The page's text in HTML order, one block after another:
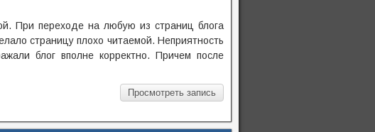
При переходе на любую из страниц блога
страницу плохо читаемой. Неприятность
блог вполне корректно. Причем после
Просмотреть запись